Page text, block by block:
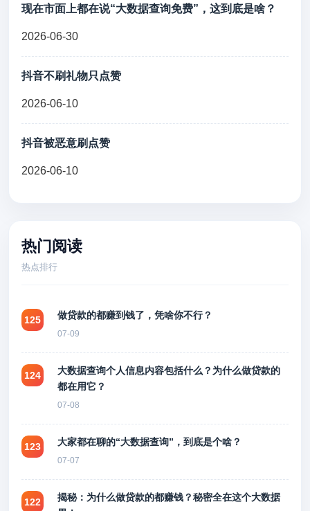
现在市面上都在说“大数据查询免费”，这到底是啥？
2026-06-30
抖音不刷礼物只点赞
2026-06-10
抖音被恶意刷点赞
2026-06-10
热门阅读
热点排行
125 做贷款的都赚到钱了，凭啥你不行？
07-09
124
大数据查询个人信息内容包括什么？为什么做贷款的
都在用它？
07-08
123 大家都在聊的“大数据查询”，到底是个啥？
07-07
122
揭秘：为什么做贷款的都赚钱？秘密全在这个大数据